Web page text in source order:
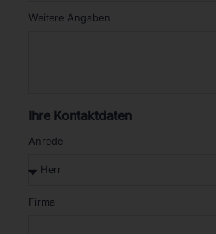
Weitere Angaben
Ihre Kontaktdaten
Anrede
Firma